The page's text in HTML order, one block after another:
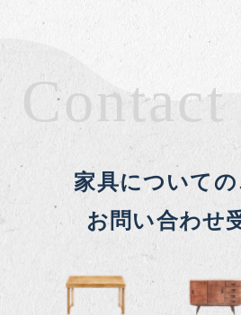
Contact
家具についての
お問い合わせ